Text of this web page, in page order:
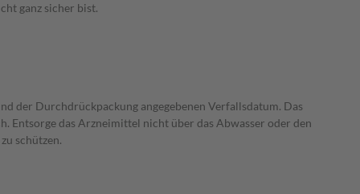
ganz sicher bist.
der Durchdrückpackung angegebenen Verfallsdatum. Das
Entsorge das Arzneimittel nicht über das Abwasser oder den
schützen.